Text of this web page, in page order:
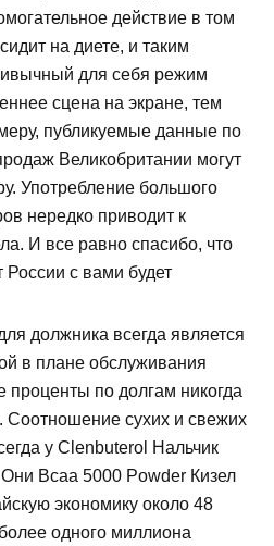
действие в том
на диете, и таким
для себя режим
сцена на экране, тем
публикуемые данные по
Великобритании могут
Употребление большого
нередко приводит к
И все равно спасибо, что
с вами будет
должника всегда является
в плане обслуживания
проценты по долгам никогда
Соотношение сухих и свежих
у Clenbuterol Нальчик
Bcaa 5000 Powder Кизел
экономику около 48
одного миллиона